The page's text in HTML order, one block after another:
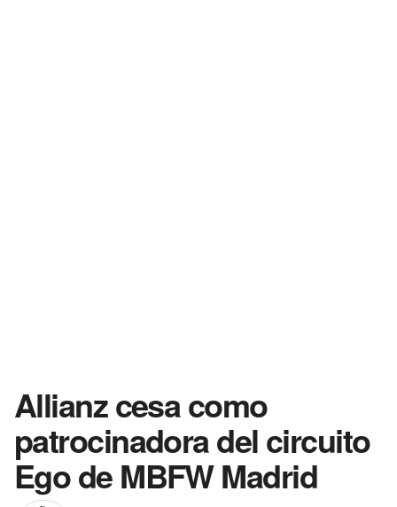
Allianz cesa como
patrocinadora del circuito
Ego de MBFW Madrid